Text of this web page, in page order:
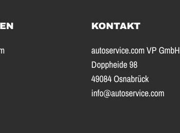
KONTAKT
autoservice.com VP GmbH
Doppheide 98
49084 Osnabrück
info@autoservice.com